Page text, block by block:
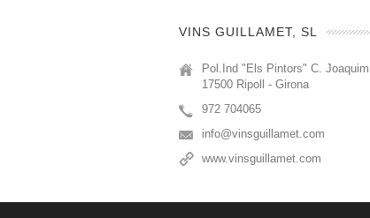
VINS GUILLAMET, SL
Pol.Ind "Els Pintors" C.
17500 Ripoll - Girona
972 704065
info@vinsguillamet.com
www.vinsguillamet.com